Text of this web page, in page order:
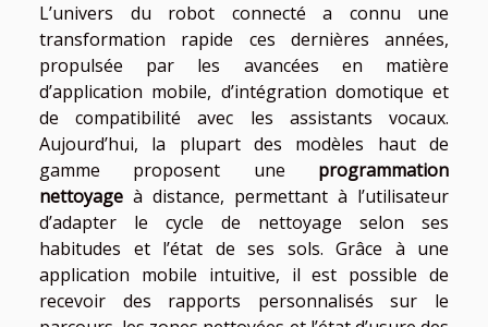
L’univers du robot connecté a connu une
transformation rapide ces dernières années,
propulsée par les avancées en matière
d’application mobile, d’intégration domotique et
de compatibilité avec les assistants vocaux.
Aujourd’hui, la plupart des modèles haut de
gamme proposent une programmation
nettoyage à distance, permettant à l’utilisateur
d’adapter le cycle de nettoyage selon ses
habitudes et l’état de ses sols. Grâce à une
application mobile intuitive, il est possible de
recevoir des rapports personnalisés sur le